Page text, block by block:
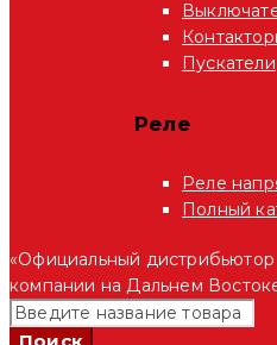
Пускатели
Реле
Реле
Полный
«Официальный дистрибьютор
компании на Дальнем